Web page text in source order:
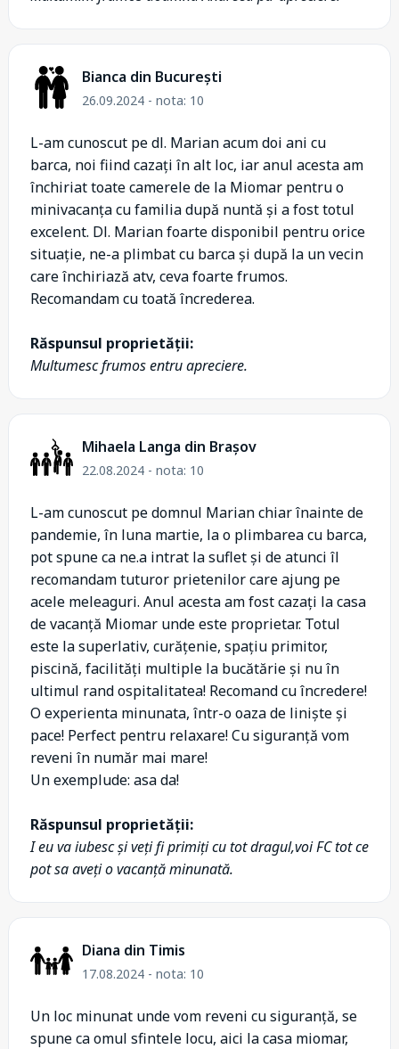
Bianca din București
26.09.2024 - nota: 10
L-am cunoscut pe dl. Marian acum doi ani cu
barca, noi fiind cazați în alt loc, iar anul acesta am
închiriat toate camerele de la Miomar pentru o
minivacanța cu familia după nuntă și a fost totul
excelent. Dl. Marian foarte disponibil pentru orice
situație, ne-a plimbat cu barca și după la un vecin
care închiriază atv, ceva foarte frumos.
Recomandam cu toată încrederea.
Răspunsul proprietății:
Multumesc frumos entru apreciere.
Mihaela Langa din Brașov
22.08.2024 - nota: 10
L-am cunoscut pe domnul Marian chiar înainte de
pandemie, în luna martie, la o plimbarea cu barca,
pot spune ca ne.a intrat la suflet și de atunci îl
recomandam tuturor prietenilor care ajung pe
acele meleaguri. Anul acesta am fost cazați la casa
de vacanță Miomar unde este proprietar. Totul
este la superlativ, curățenie, spațiu primitor,
piscină, facilități multiple la bucătărie și nu în
ultimul rand ospitalitatea! Recomand cu încredere!
O experienta minunata, într-o oaza de liniște și
pace! Perfect pentru relaxare! Cu siguranță vom
reveni în număr mai mare!
Un exemplude: asa da!
Răspunsul proprietății:
I eu va iubesc și veți fi primiți cu tot dragul,voi FC tot ce
pot sa aveți o vacanță minunată.
Diana din Timis
17.08.2024 - nota: 10
Un loc minunat unde vom reveni cu siguranță, se
spune ca omul sfintele locu, aici la casa miomar,